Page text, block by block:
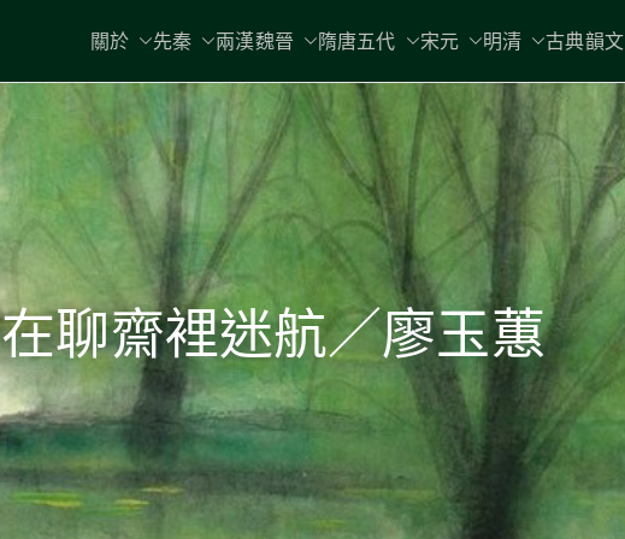
關於 先秦 兩漢魏晉 隋唐五代 宋元 明清 古典韻文
在聊齋裡迷航／廖玉蕙